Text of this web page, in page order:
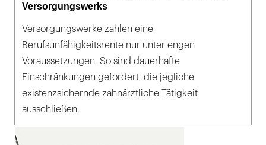
Versorgungswerks
Versorgungswerke zahlen eine
Berufsunfähigkeitsrente nur unter engen
Voraussetzungen. So sind dauerhafte
Einschränkungen gefordert, die jegliche
existenzsichernde zahnärztliche Tätigkeit
ausschließen.